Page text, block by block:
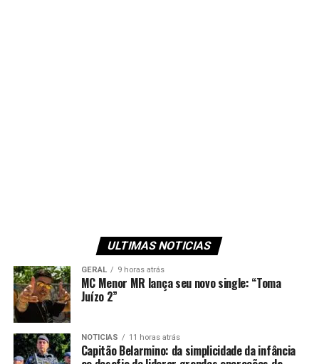
ULTIMAS NOTICIAS
GERAL 9 horas atrás
MC Menor MR lança seu novo single: “Toma
Juízo 2”
NOTICIAS 11 horas atrás
Capitão Belarmino: da simplicidade da infância